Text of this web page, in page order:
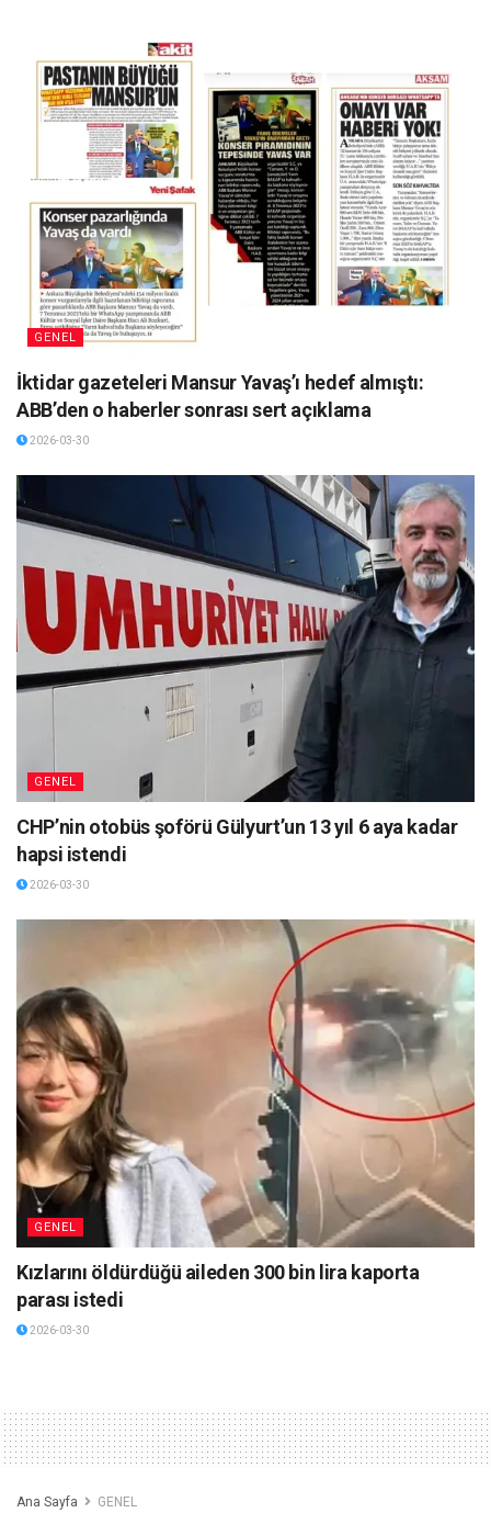
GENEL
İktidar gazeteleri Mansur Yavaş’ı hedef almıştı:
ABB’den o haberler sonrası sert açıklama
2026-03-30
GENEL
CHP’nin otobüs şoförü Gülyurt’un 13 yıl 6 aya kadar
hapsi istendi
2026-03-30
GENEL
Kızlarını öldürdüğü aileden 300 bin lira kaporta
parası istedi
2026-03-30
Ana Sayfa GENEL